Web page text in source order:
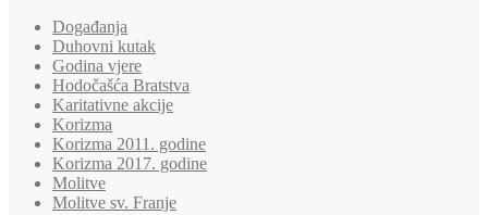
Događanja
Duhovni kutak
Godina vjere
Hodočašća Bratstva
Karitativne akcije
Korizma
Korizma 2011. godine
Korizma 2017. godine
Molitve
Molitve sv. Franje